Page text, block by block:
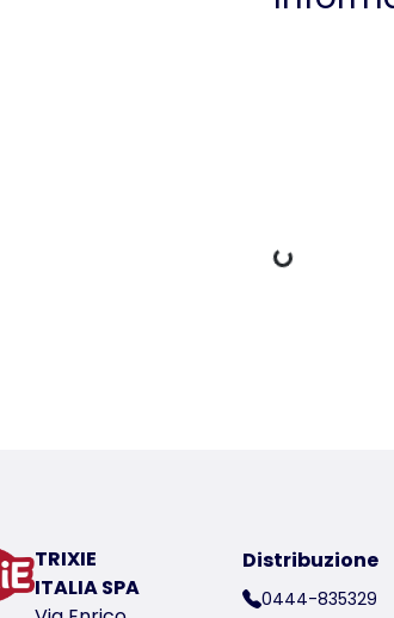
Dati di carico
prodotto 25107-10
TRIXIE
ITALIA SPA
Distribuzione
0444-835329